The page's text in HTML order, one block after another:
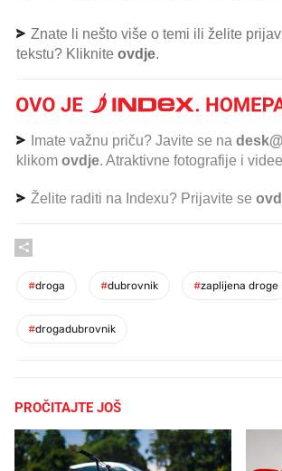
Znate li nešto više o temi ili želite
tekstu? Kliknite ovdje.
Imate važnu priču? Javite se na
klikom ovdje. Atraktivne fotografije i
Želite raditi na Indexu? Prijavite se
#droga #dubrovnik #zaplijena droge
#drogadubrovnik
PROČITAJTE JOŠ